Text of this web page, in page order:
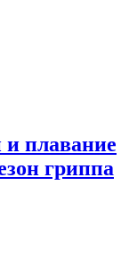
плавание
гриппа